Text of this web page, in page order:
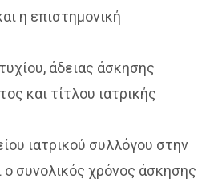
η επιστημονική
άδειας άσκησης
και τίτλου ιατρικής
ιατρικού συλλόγου στην
ο συνολικός χρόνος άσκησης